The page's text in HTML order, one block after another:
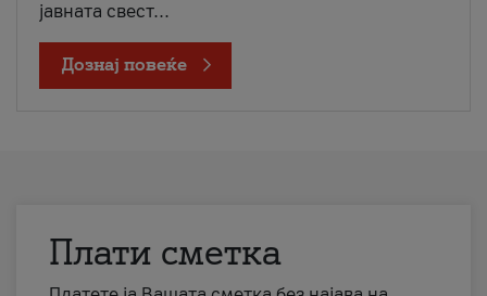
јавната свест...
Дознај повеќе
Плати сметка